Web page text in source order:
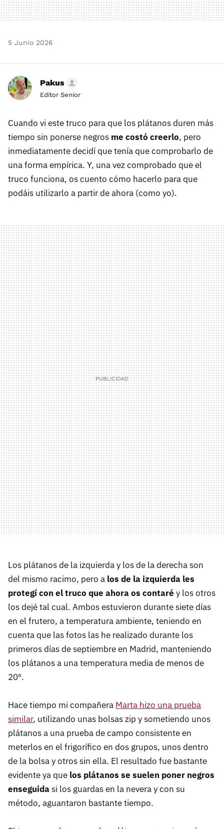
5 Junio 2026
Pakus
Editor Senior
Cuando vi este truco para que los plátanos duren más
tiempo sin ponerse negros me costó creerlo, pero
inmediatamente decidí que tenía que comprobarlo de
una forma empírica. Y, una vez comprobado que el
truco funciona, os cuento cómo hacerlo para que
podáis utilizarlo a partir de ahora (como yo).
Los plátanos de la izquierda y los de la derecha son
del mismo racimo, pero a los de la izquierda les
protegí con el truco que ahora os contaré y los otros
los dejé tal cual. Ambos estuvieron durante siete días
en el frutero, a temperatura ambiente, teniendo en
cuenta que las fotos las he realizado durante los
primeros días de septiembre en Madrid, manteniendo
los plátanos a una temperatura media de menos de
20º.
Hace tiempo mi compañera Marta hizo una prueba
similar, utilizando unas bolsas zip y sometiendo unos
plátanos a una prueba de campo consistente en
meterlos en el frigorífico en dos grupos, unos dentro
de la bolsa y otros sin ella. El resultado fue bastante
evidente ya que los plátanos se suelen poner negros
enseguidasi los guardas en la nevera y con su
método, aguantaron bastante tiempo.